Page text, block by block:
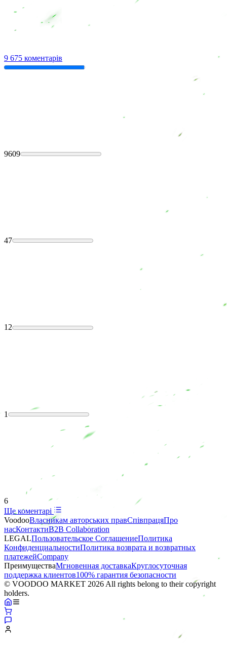
9 675 коментарів
9609
47
12
1
6
Ще коментарі
VoodooВласникам авторських правСпівпрацяПро
насКонтактиB2B Collaboration
LEGALПользовательское СоглашениеПолитика
КонфиденциальностиПолитика возврата и возвратных
платежейCompany
ПреимуществаМгновенная доставкаКруглосуточная
поддержка клиентов100% гарантия безопасности
© VOODOO MARKET 2026 All rights belong to their copyright
holders.